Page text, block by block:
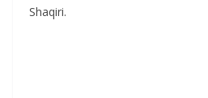
Shaqiri.